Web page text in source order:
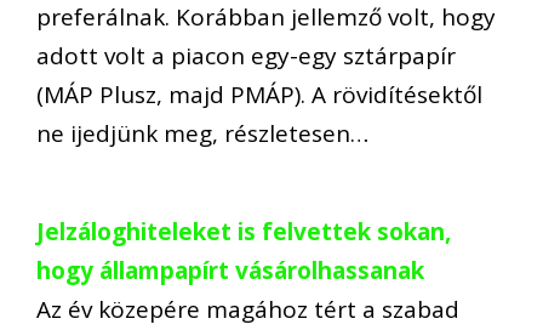
preferálnak. Korábban jellemző volt, hogy
adott volt a piacon egy-egy sztárpapír
(MÁP Plusz, majd PMÁP). A rövidítésektől
ne ijedjünk meg, részletesen…
Jelzáloghiteleket is felvettek sokan,
hogy állampapírt vásárolhassanak
Az év közepére magához tért a szabad